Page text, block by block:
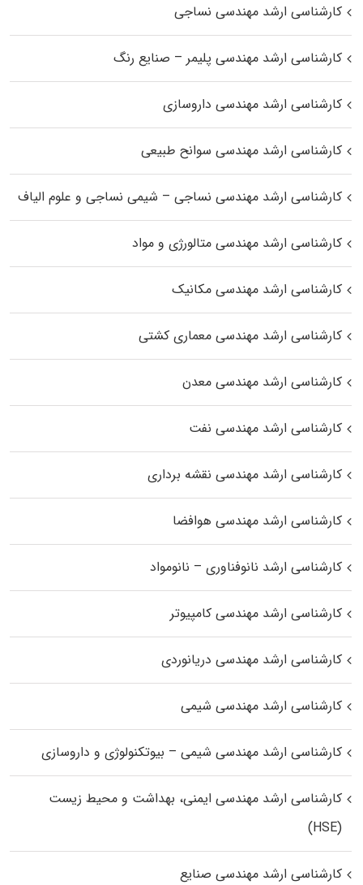
کارشناسی ارشد مهندسی نساجی
کارشناسی ارشد مهندسی پلیمر – صنایع رنگ
کارشناسی ارشد مهندسی داروسازی
کارشناسی ارشد مهندسی سوانح طبیعی
کارشناسی ارشد مهندسی نساجی – شیمی نساجی و علوم الیاف
کارشناسی ارشد مهندسی متالورژی و مواد
کارشناسی ارشد مهندسی مکانیک
کارشناسی ارشد مهندسی معماری کشتی
کارشناسی ارشد مهندسی معدن
کارشناسی ارشد مهندسی نفت
کارشناسی ارشد مهندسی نقشه برداری
کارشناسی ارشد مهندسی هوافضا
کارشناسی ارشد نانوفناوری – نانومواد
کارشناسی ارشد مهندسی کامپیوتر
کارشناسی ارشد مهندسی دریانوردی
کارشناسی ارشد مهندسی شیمی
کارشناسی ارشد مهندسی شیمی – بیوتکنولوژی و داروسازی
کارشناسی ارشد مهندسی ایمنی، بهداشت و محیط زیست
(HSE)
کارشناسی ارشد مهندسی صنایع